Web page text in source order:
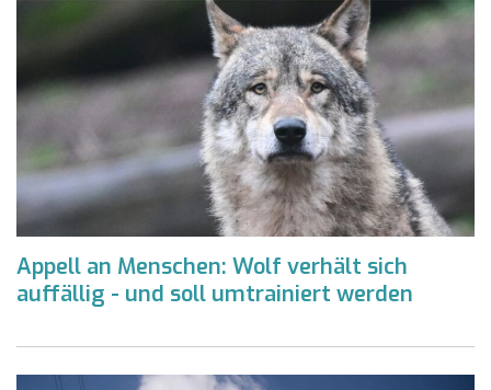
Appell an Menschen: Wolf verhält sich
auffällig - und soll umtrainiert werden